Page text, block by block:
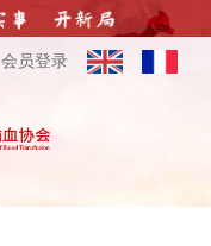
会员登录